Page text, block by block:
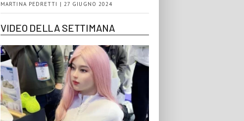
MARTINA PEDRETTI | 27 GIUGNO 2024
VIDEO DELLA SETTIMANA